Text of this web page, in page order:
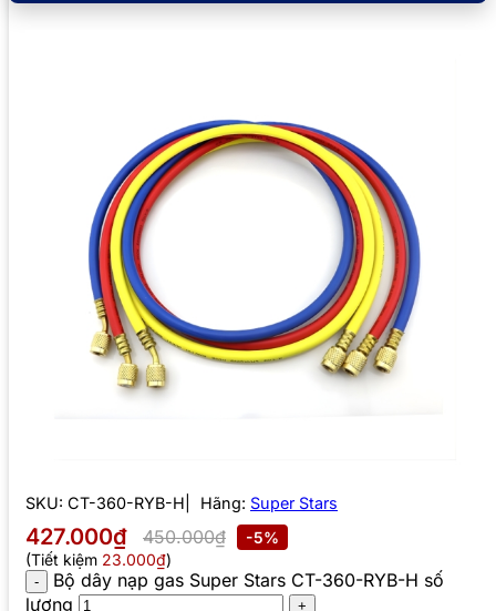
SKU: CT-360-RYB-H Hãng: Super Stars
427.000₫ 450.000₫
-5%
(Tiết kiệm 23.000₫)
Bộ dây nạp gas Super Stars CT-360-RYB-H số
lượng